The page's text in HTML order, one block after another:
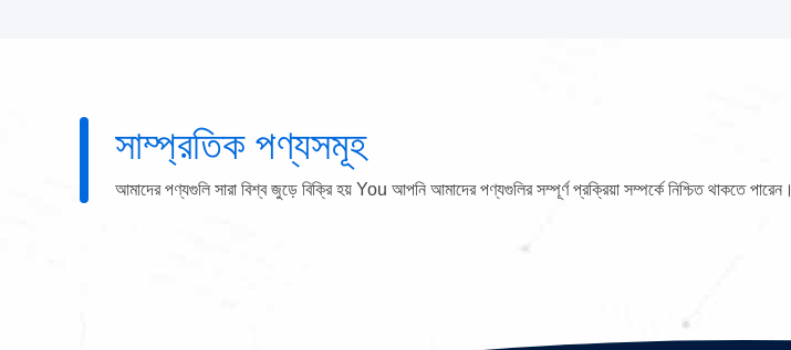
সাম্প্রতিক পণ্যসমূহ
আমাদের পণ্যগুলি সারা বিশ্ব জুড়ে বিক্রি হয় You আপনি আমাদের পণ্যগুলির সম্পূর্ণ প্রক্রিয়া সম্পর্কে নিশ্চিত থাকতে পারেন।